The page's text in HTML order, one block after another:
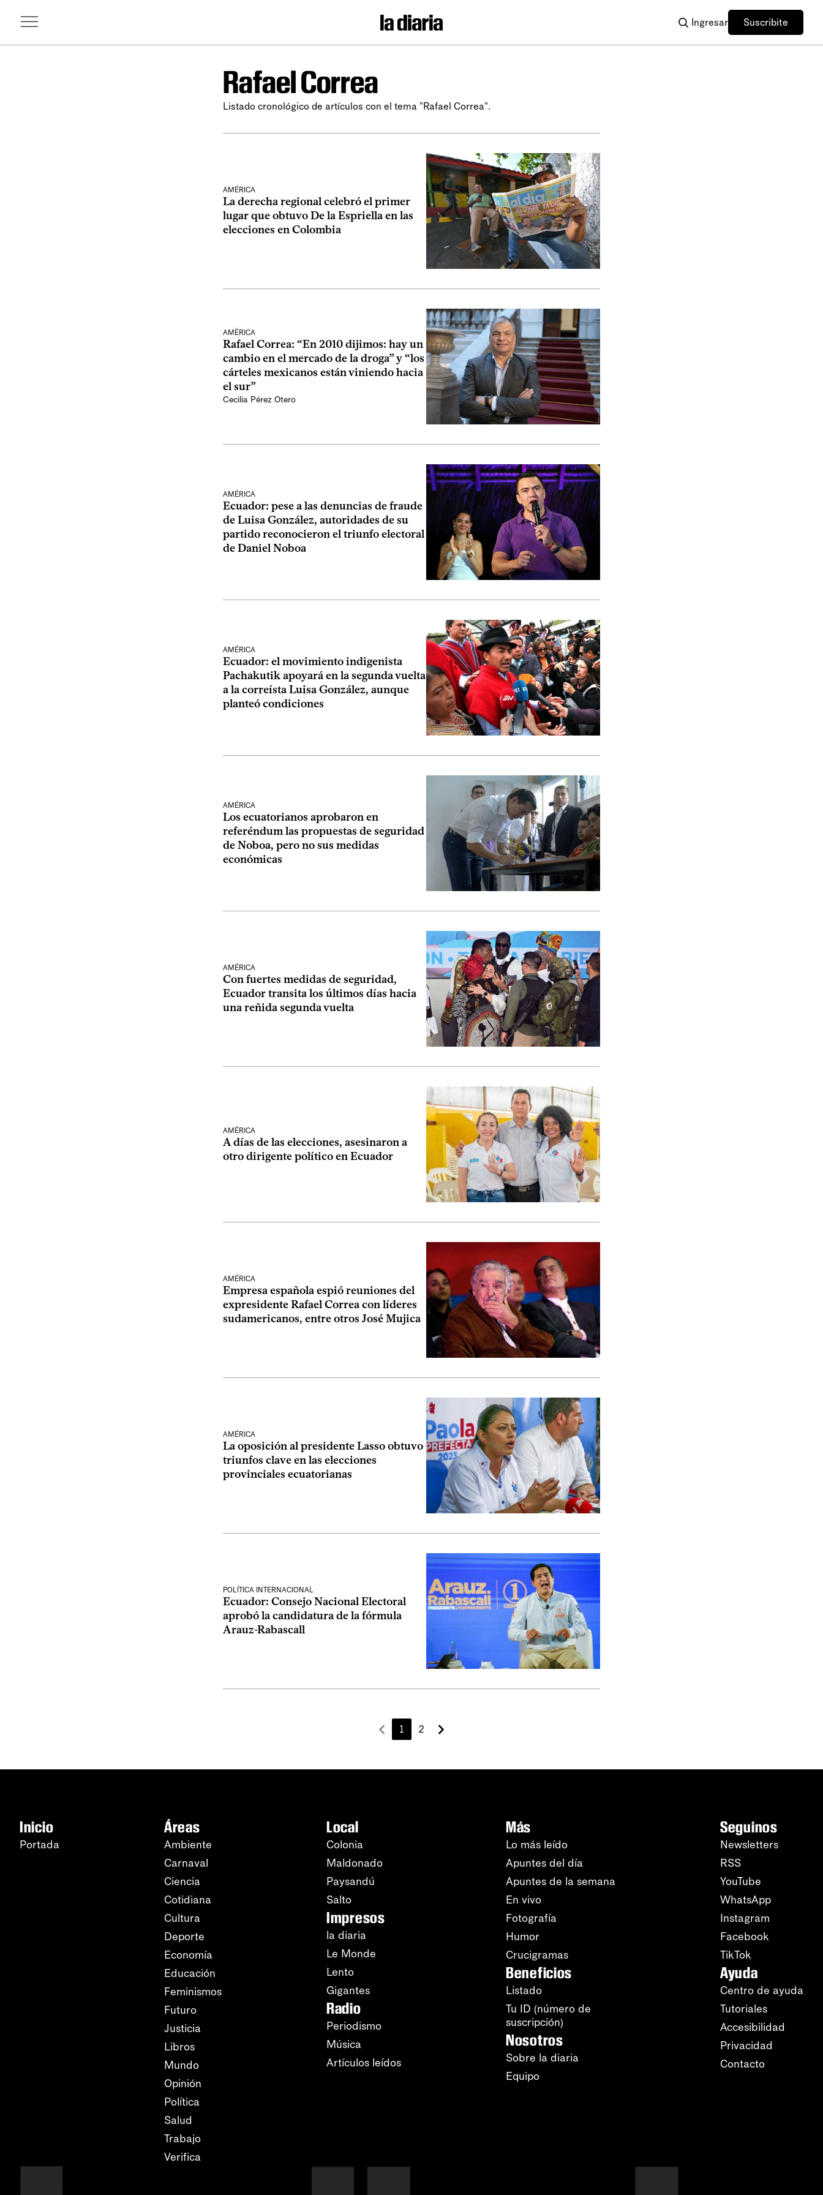
Ingresar Suscribite
Rafael Correa
Listado cronológico de artículos con el tema "Rafael Correa".
AMÉRICA
La derecha regional celebró el primer
lugar que obtuvo De la Espriella en las
elecciones en Colombia
AMÉRICA
Rafael Correa: “En 2010 dijimos: hay un
cambio en el mercado de la droga” y “los
cárteles mexicanos están viniendo hacia
el sur”
Cecilia Pérez Otero
AMÉRICA
Ecuador: pese a las denuncias de fraude
de Luisa González, autoridades de su
partido reconocieron el triunfo electoral
de Daniel Noboa
AMÉRICA
Ecuador: el movimiento indigenista
Pachakutik apoyará en la segunda vuelta
a la correísta Luisa González, aunque
planteó condiciones
AMÉRICA
Los ecuatorianos aprobaron en
referéndum las propuestas de seguridad
de Noboa, pero no sus medidas
económicas
AMÉRICA
Con fuertes medidas de seguridad,
Ecuador transita los últimos días hacia
una reñida segunda vuelta
AMÉRICA
A días de las elecciones, asesinaron a
otro dirigente político en Ecuador
AMÉRICA
Empresa española espió reuniones del
expresidente Rafael Correa con líderes
sudamericanos, entre otros José Mujica
AMÉRICA
La oposición al presidente Lasso obtuvo
triunfos clave en las elecciones
provinciales ecuatorianas
POLÍTICA INTERNACIONAL
Ecuador: Consejo Nacional Electoral
aprobó la candidatura de la fórmula
Arauz-Rabascall
1 2
Inicio
Portada
Áreas
Ambiente
Carnaval
Ciencia
Cotidiana
Cultura
Deporte
Economía
Educación
Feminismos
Futuro
Justicia
Libros
Mundo
Opinión
Política
Salud
Trabajo
Verifica
Local
Colonia
Maldonado
Paysandú
Salto
Impresos
la diaria
Le Monde
Lento
Gigantes
Radio
Periodismo
Música
Artículos leídos
Más
Lo más leído
Apuntes del día
Apuntes de la semana
En vivo
Fotografía
Humor
Crucigramas
Beneficios
Listado
Tu ID (número de
suscripción)
Nosotros
Sobre la diaria
Equipo
Seguinos
Newsletters
RSS
YouTube
WhatsApp
Instagram
Facebook
TikTok
Ayuda
Centro de ayuda
Tutoriales
Accesibilidad
Privacidad
Contacto